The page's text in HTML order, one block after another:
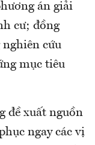
án giải
cư; đồng
cứu
mục tiêu
đề xuất nguồn
ngay các vị